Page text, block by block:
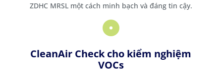
ZDHC MRSL một cách minh bạch và đáng tin cậy.
CleanAir Check cho kiểm nghiệm
VOCs